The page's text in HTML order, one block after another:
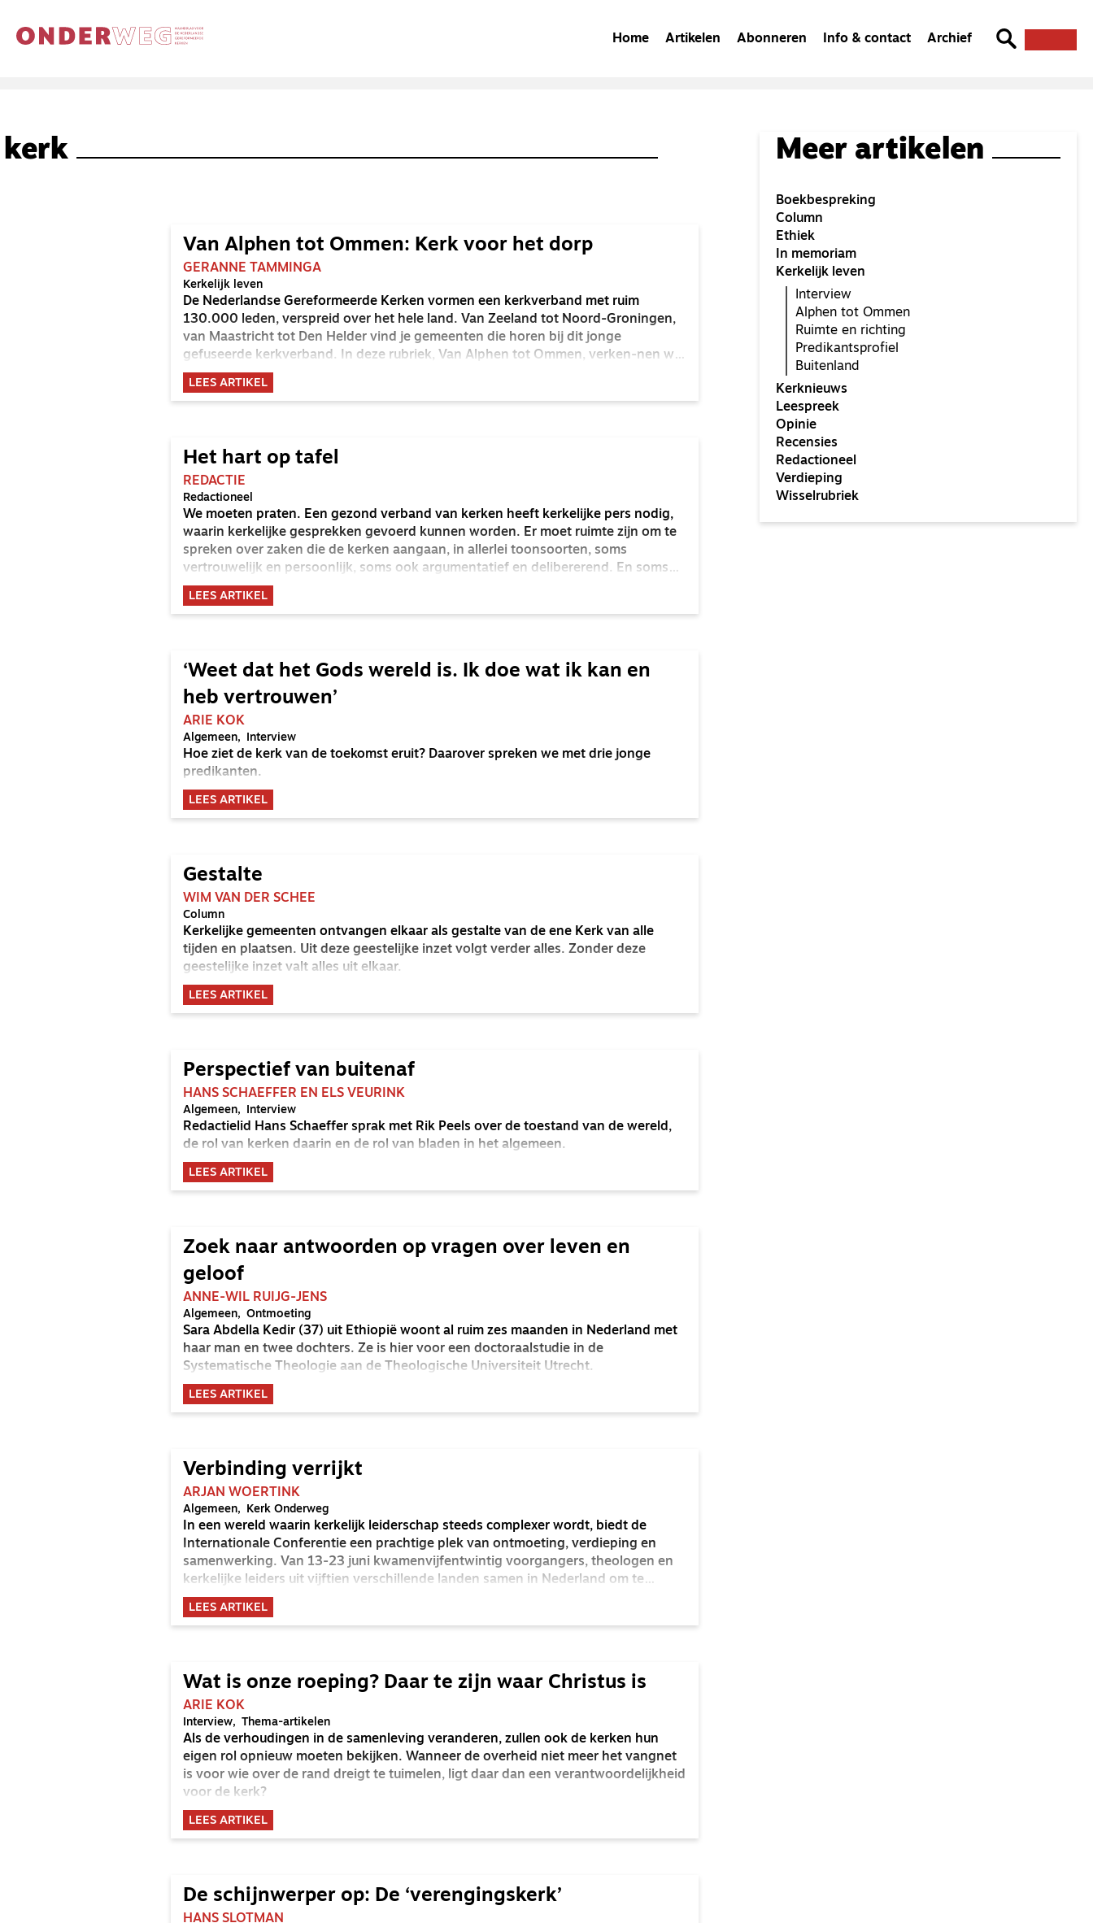
Home Artikelen Abonneren Info & contact Archief
kerk
Van Alphen tot Ommen: Kerk voor het dorp
GERANNE TAMMINGA
Kerkelijk leven
De Nederlandse Gereformeerde Kerken vormen een kerkverband met ruim
130.000 leden, verspreid over het hele land. Van Zeeland tot Noord-Groningen,
van Maastricht tot Den Helder vind je gemeenten die horen bij dit jonge
gefuseerde kerkverband. In deze rubriek, Van Alphen tot Ommen, verken-nen we
hoe het er in de NGK's voorstaat. Hoe gaat het met de gemeenten, de mensen, de
geloofsbeleving? Hoe zijn ze kerk op hun eigen plek – in het Groningse land, in
LEES ARTIKEL
Het hart op tafel
REDACTIE
Redactioneel
We moeten praten. Een gezond verband van kerken heeft kerkelijke pers nodig,
waarin kerkelijke gesprekken gevoerd kunnen worden. Er moet ruimte zijn om te
spreken over zaken die de kerken aangaan, in allerlei toonsoorten, soms
vertrouwelijk en persoonlijk, soms ook argumentatief en delibererend. En soms
mag het, net als in een goed huwelijk, ook scherp zijn. Is die ruimte voor gesprek
en scherpte er niet, dan wordt het benauwend en lijden de kerken als geheel daar
LEES ARTIKEL
‘Weet dat het Gods wereld is. Ik doe wat ik kan en
heb vertrouwen’
ARIE KOK
Algemeen Interview
Hoe ziet de kerk van de toekomst eruit? Daarover spreken we met drie jonge
predikanten.
LEES ARTIKEL
Gestalte
WIM VAN DER SCHEE
Column
Kerkelijke gemeenten ontvangen elkaar als gestalte van de ene Kerk van alle
tijden en plaatsen. Uit deze geestelijke inzet volgt verder alles. Zonder deze
geestelijke inzet valt alles uit elkaar.
LEES ARTIKEL
Perspectief van buitenaf
HANS SCHAEFFER EN ELS VEURINK
Algemeen Interview
Redactielid Hans Schaeffer sprak met Rik Peels over de toestand van de wereld,
de rol van kerken daarin en de rol van bladen in het algemeen.
LEES ARTIKEL
Zoek naar antwoorden op vragen over leven en
geloof
ANNE-WIL RUIJG-JENS
Algemeen Ontmoeting
Sara Abdella Kedir (37) uit Ethiopië woont al ruim zes maanden in Nederland met
haar man en twee dochters. Ze is hier voor een doctoraalstudie in de
Systematische Theologie aan de Theologische Universiteit Utrecht.
LEES ARTIKEL
Verbinding verrijkt
ARJAN WOERTINK
Algemeen Kerk Onderweg
In een wereld waarin kerkelijk leiderschap steeds complexer wordt, biedt de
Internationale Conferentie een prachtige plek van ontmoeting, verdieping en
samenwerking. Van 13-23 juni kwamenvijfentwintig voorgangers, theologen en
kerkelijke leiders uit vijftien verschillende landen samen in Nederland om te
reflecteren op het thema ‘An excellent task’.
LEES ARTIKEL
Wat is onze roeping? Daar te zijn waar Christus is
ARIE KOK
Interview Thema-artikelen
Als de verhoudingen in de samenleving veranderen, zullen ook de kerken hun
eigen rol opnieuw moeten bekijken. Wanneer de overheid niet meer het vangnet
is voor wie over de rand dreigt te tuimelen, ligt daar dan een verantwoordelijkheid
voor de kerk?
LEES ARTIKEL
De schijnwerper op: De ‘verengingskerk’
HANS SLOTMAN
Meer artikelen
Boekbespreking
Column
Ethiek
In memoriam
Kerkelijk leven
Interview
Alphen tot Ommen
Ruimte en richting
Predikantsprofiel
Buitenland
Kerknieuws
Leespreek
Opinie
Recensies
Redactioneel
Verdieping
Wisselrubriek